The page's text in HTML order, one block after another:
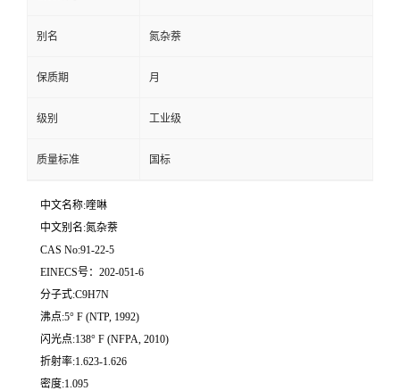
别名 氮杂萘
保质期 月
级别 工业级
质量标准 国标
中文名称:喹啉
中文别名:氮杂萘
CAS No:91-22-5
EINECS号：202-051-6
分子式:C9H7N
沸点:5° F (NTP, 1992)
闪光点:138° F (NFPA, 2010)
折射率:1.623-1.626
密度:1.095